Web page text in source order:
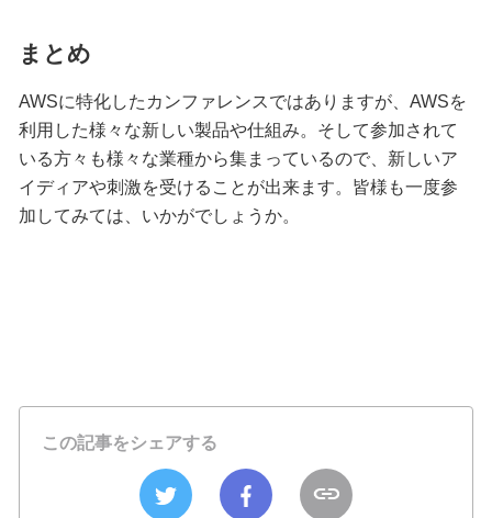
まとめ
AWSに特化したカンファレンスではありますが、AWSを
利用した様々な新しい製品や仕組み。そして参加されて
いる方々も様々な業種から集まっているので、新しいア
イディアや刺激を受けることが出来ます。皆様も一度参
加してみては、いかがでしょうか。
この記事をシェアする